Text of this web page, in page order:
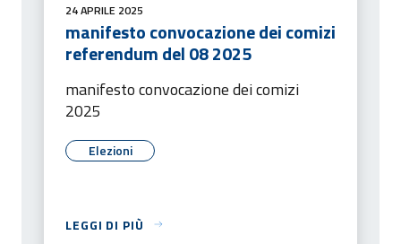
24 APRILE 2025
manifesto convocazione dei comizi
referendum del 08 2025
manifesto convocazione dei comizi
2025
Elezioni
LEGGI DI PIÙ